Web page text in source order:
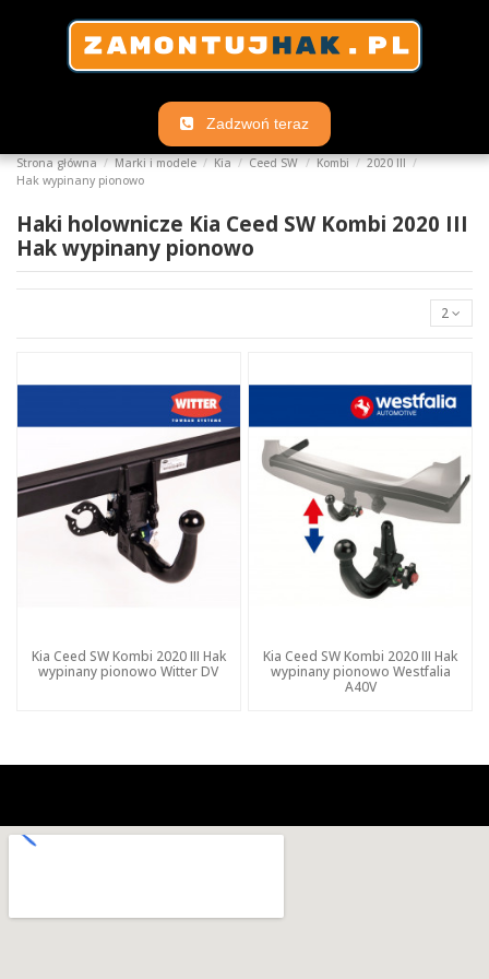
Zadzwoń teraz
Strona główna Marki i modele Kia Ceed SW Kombi
2020 III
Hak wypinany pionowo
Haki holownicze Kia Ceed SW Kombi 2020 III
Hak wypinany pionowo
2
Kia Ceed SW Kombi 2020 III Hak
wypinany pionowo Witter DV
Kia Ceed SW Kombi 2020 III Hak
wypinany pionowo Westfalia
A40V